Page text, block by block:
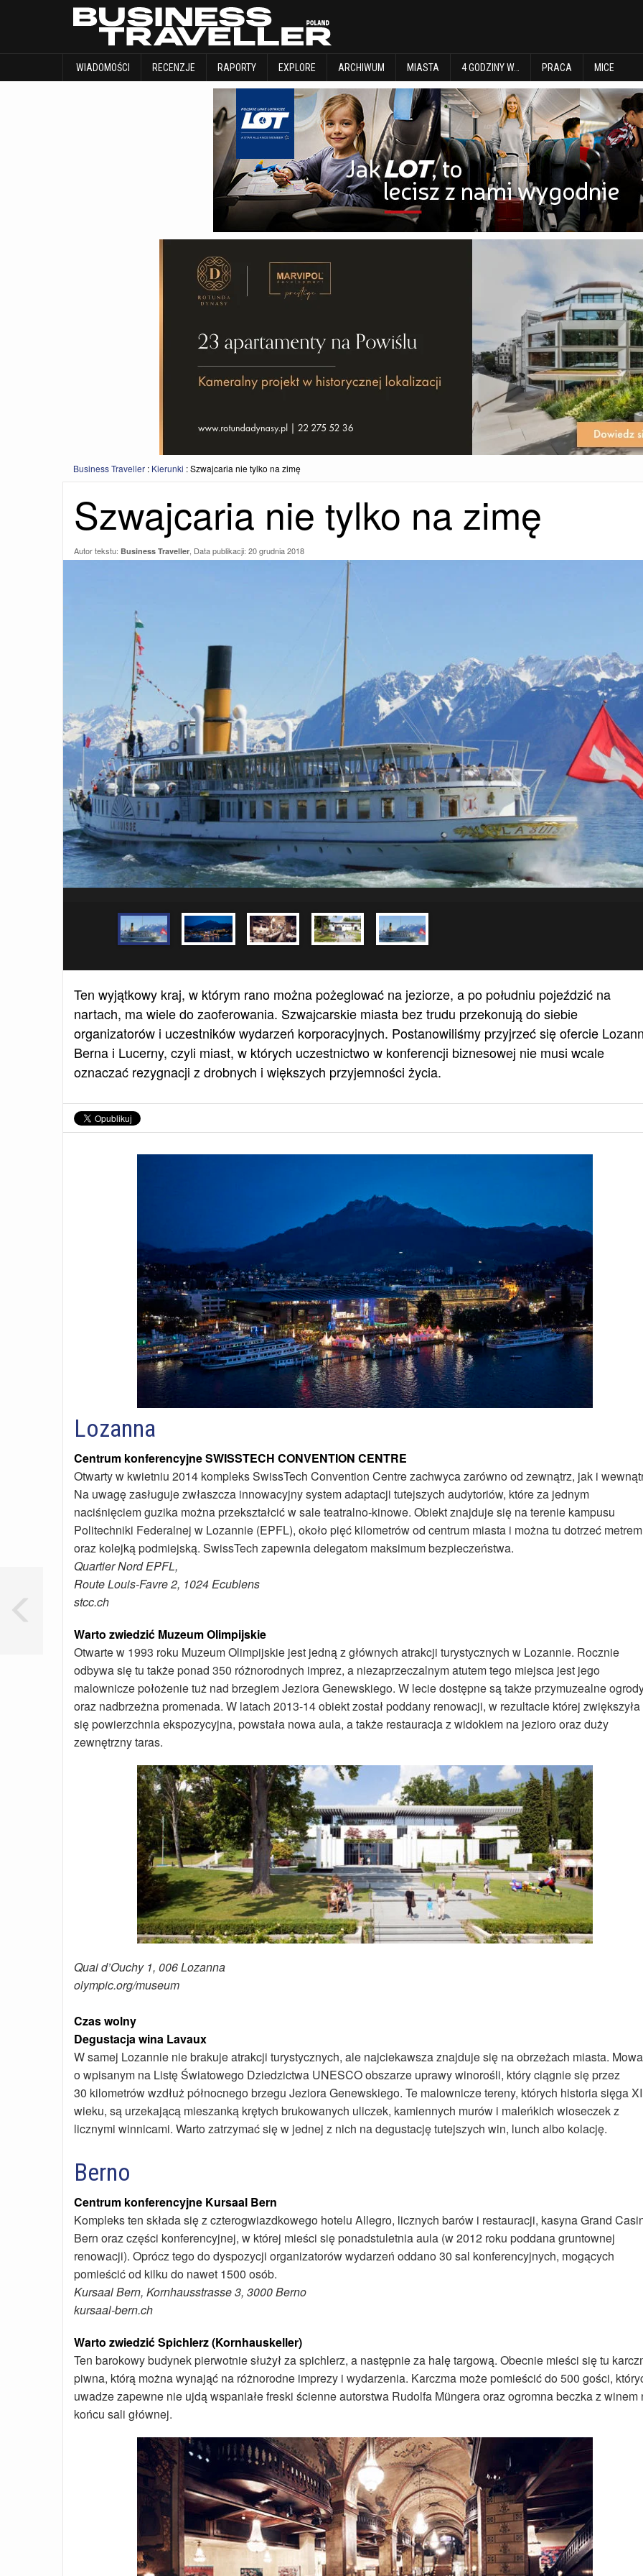
WIADOMOŚCI RECENZJE RAPORTY EXPLORE ARCHIWUM MIASTA 4 GODZINY W… PRACA MICE
WIADOMOŚCI RECENZJE
Business Traveller : Kierunki :Szwajcaria nie tylko na zimę
Szwajcaria nie tylko na zimę
Autor tekstu: Business Traveller, Data publikacji: 20 grudnia 2018
Ten wyjątkowy kraj, w którym rano można pożeglować na jeziorze, a po południu pojeździć na
nartach, ma wiele do zaoferowania. Szwajcarskie miasta bez trudu przekonują do siebie
organizatorów i uczestników wydarzeń korporacyjnych. Postanowiliśmy przyjrzeć się ofercie
Berna i Lucerny, czyli miast, w których uczestnictwo w konferencji biznesowej nie musi wcale
oznaczać rezygnacji z drobnych i większych przyjemności życia.
Lozanna
Centrum konferencyjne SWISSTECH CONVENTION CENTRE
Otwarty w kwietniu 2014 kompleks SwissTech Convention Centre zachwyca zarówno od zewnątrz, jak i
Na uwagę zasługuje zwłaszcza innowacyjny system adaptacji tutejszych audytoriów, które za jednym
naciśnięciem guzika można przekształcić w sale teatralno-kinowe. Obiekt znajduje się na terenie kampusu
Politechniki Federalnej w Lozannie (EPFL), około pięć kilometrów od centrum miasta i można tu dotrzeć metrem
oraz kolejką podmiejską. SwissTech zapewnia delegatom maksimum bezpieczeństwa.
Quartier Nord EPFL,
Route Louis-Favre 2, 1024 Ecublens
stcc.ch
Warto zwiedzić Muzeum Olimpijskie
Otwarte w 1993 roku Muzeum Olimpijskie jest jedną z głównych atrakcji turystycznych w Lozannie. Rocznie
odbywa się tu także ponad 350 różnorodnych imprez, a niezaprzeczalnym atutem tego miejsca jest jego
malownicze położenie tuż nad brzegiem Jeziora Genewskiego. W lecie dostępne są także przymuzealne
oraz nadbrzeżna promenada. W latach 2013-14 obiekt został poddany renowacji, w rezultacie której zwiększyła
się powierzchnia ekspozycyjna, powstała nowa aula, a także restauracja z widokiem na jezioro oraz duży
zewnętrzny taras.
Quai d’Ouchy 1, 006 Lozanna
olympic.org/museum
Czas wolny
Degustacja wina Lavaux
W samej Lozannie nie brakuje atrakcji turystycznych, ale najciekawsza znajduje się na obrzeżach miasta. Mowa
o wpisanym na Listę Światowego Dziedzictwa UNESCO obszarze uprawy winorośli, który ciągnie się przez
30 kilometrów wzdłuż północnego brzegu Jeziora Genewskiego. Te malownicze tereny, których historia sięga XI
wieku, są urzekającą mieszanką krętych brukowanych uliczek, kamiennych murów i maleńkich wioseczek z
licznymi winnicami. Warto zatrzymać się w jednej z nich na degustację tutejszych win, lunch albo kolację.
Berno
Centrum konferencyjne Kursaal Bern
Kompleks ten składa się z czterogwiazdkowego hotelu Allegro, licznych barów i restauracji, kasyna Grand
Bern oraz części konferencyjnej, w której mieści się ponadstuletnia aula (w 2012 roku poddana gruntownej
renowacji). Oprócz tego do dyspozycji organizatorów wydarzeń oddano 30 sal konferencyjnych, mogących
pomieścić od kilku do nawet 1500 osób.
Kursaal Bern, Kornhausstrasse 3, 3000 Berno
kursaal-bern.ch
Warto zwiedzić Spichlerz (Kornhauskeller)
Ten barokowy budynek pierwotnie służył za spichlerz, a następnie za halę targową. Obecnie mieści się tu
piwna, którą można wynająć na różnorodne imprezy i wydarzenia. Karczma może pomieścić do 500 gości,
uwadze zapewne nie ujdą wspaniałe freski ścienne autorstwa Rudolfa Müngera oraz ogromna beczka z winem
końcu sali głównej.